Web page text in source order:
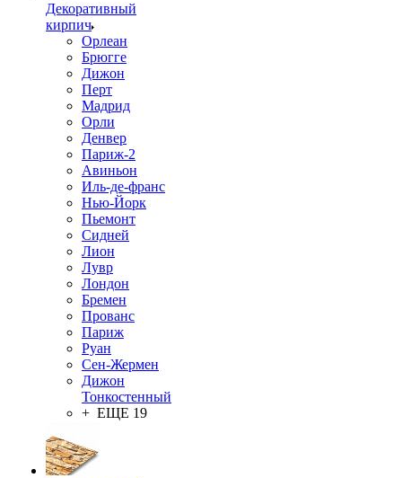
Декоративный
кирпич
Орлеан
Брюгге
Дижон
Перт
Мадрид
Орли
Денвер
Париж-2
Авиньон
Иль-де-франс
Нью-Йорк
Пьемонт
Сидней
Лион
Лувр
Лондон
Бремен
Прованс
Париж
Руан
Сен-Жермен
Дижон
Тонкостенный
+ ЕЩЕ 19